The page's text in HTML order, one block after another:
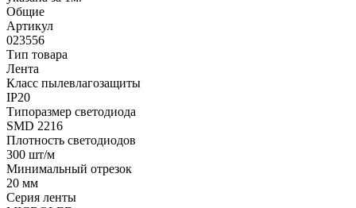
Общие
Артикул
023556
Тип товара
Лента
Класс пылевлагозащиты
IP20
Типоразмер светодиода
SMD 2216
Плотность светодиодов
300 шт/м
Минимальный отрезок
20 мм
Серия ленты